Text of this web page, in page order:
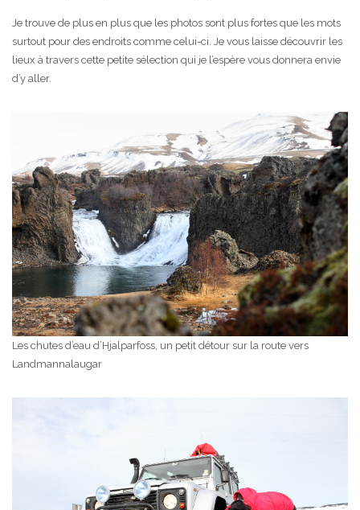
Je trouve de plus en plus que les photos sont plus fortes que les mots
surtout pour des endroits comme celui-ci. Je vous laisse découvrir les
lieux à travers cette petite sélection qui je l’espère vous donnera envie
d’y aller.
Les chutes d’eau d’Hjalparfoss, un petit détour sur la route vers
Landmannalaugar